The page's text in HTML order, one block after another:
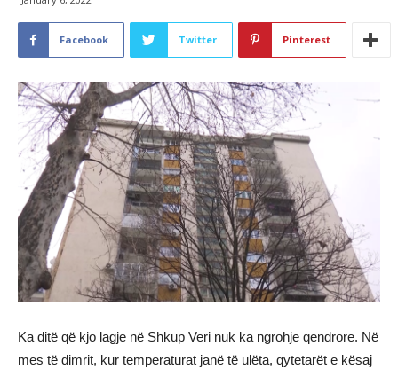
Facebook Twitter Pinterest
Ka ditë që kjo lagje në Shkup Veri nuk ka ngrohje qendrore. Në
mes të dimrit, kur temperaturat janë të ulëta, qytetarët e kësaj